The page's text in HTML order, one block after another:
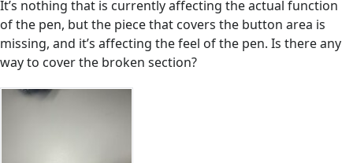
It’s nothing that is currently affecting the actual function
of the pen, but the piece that covers the button area is
missing, and it’s affecting the feel of the pen. Is there any
way to cover the broken section?